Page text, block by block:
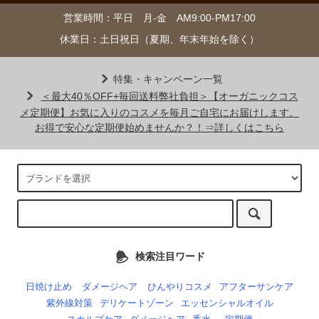
営業時間：平日 月-金 AM9:00-PM17:00
休業日：土日祝日（夏期、年末年始を除く）
特集・キャンペーン一覧
＜最大40％OFF+毎回送料弊社負担＞【オーガニックコス
メ定期便】お気に入りのコスメを毎月ご自宅にお届けします。
お得で安心な定期便始めませんか？！⇒詳しくはこちら
検索注目ワード
日焼け止め ダメージヘア ひんやりコスメ
アフターサンケア
紫外線対策
デリケートゾーン
エッセンシャルオイル